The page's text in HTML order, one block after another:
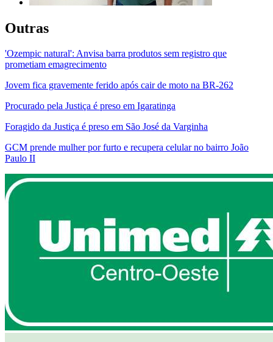
Outras
'Ozempic natural': Anvisa barra produtos sem registro que
prometiam emagrecimento
Jovem fica gravemente ferido após cair de moto na BR-262
Procurado pela Justiça é preso em Igaratinga
Foragido da Justiça é preso em São José da Varginha
GCM prende mulher por furto e recupera celular no bairro João
Paulo II